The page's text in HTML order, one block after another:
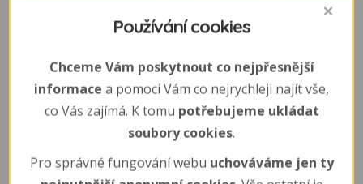
Používání cookies
Chceme Vám poskytnout co nejpřesnější
informace a pomoci Vám co nejrychleji najít vše,
co Vás zajímá. K tomu potřebujeme ukládat
soubory cookies.
Pro správné fungování webu uchováváme jen ty